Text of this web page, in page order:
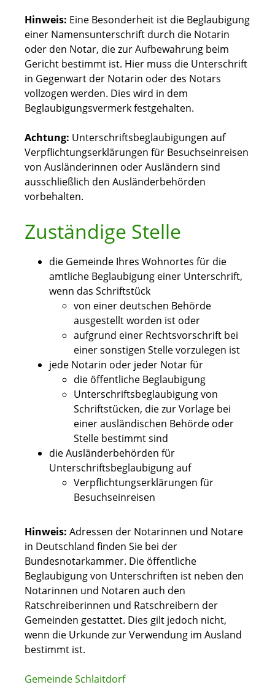
Hinweis: Eine Besonderheit ist die Beglaubigung
einer Namensunterschrift durch die Notarin
oder den Notar, die zur Aufbewahrung beim
Gericht bestimmt ist. Hier muss die Unterschrift
in Gegenwart der Notarin oder des Notars
vollzogen werden. Dies wird in dem
Beglaubigungsvermerk festgehalten.
Achtung: Unterschriftsbeglaubigungen auf
Verpflichtungserklärungen für Besuchseinreisen
von Ausländerinnen oder Ausländern sind
ausschließlich den Ausländerbehörden
vorbehalten.
Zuständige Stelle
die Gemeinde Ihres Wohnortes für die
amtliche Beglaubigung einer Unterschrift,
wenn das Schriftstück
von einer deutschen Behörde
ausgestellt worden ist oder
aufgrund einer Rechtsvorschrift bei
einer sonstigen Stelle vorzulegen ist
jede Notarin oder jeder Notar für
die öffentliche Beglaubigung
Unterschriftsbeglaubigung von
Schriftstücken, die zur Vorlage bei
einer ausländischen Behörde oder
Stelle bestimmt sind
die Ausländerbehörden für
Unterschriftsbeglaubigung auf
Verpflichtungserklärungen für
Besuchseinreisen
Hinweis: Adressen der Notarinnen und Notare
in Deutschland finden Sie bei der
Bundesnotarkammer. Die öffentliche
Beglaubigung von Unterschriften ist neben den
Notarinnen und Notaren auch den
Ratschreiberinnen und Ratschreibern der
Gemeinden gestattet. Dies gilt jedoch nicht,
wenn die Urkunde zur Verwendung im Ausland
bestimmt ist.
Gemeinde Schlaitdorf